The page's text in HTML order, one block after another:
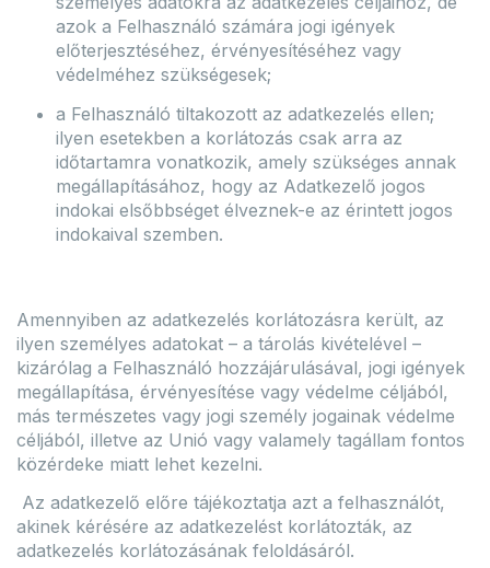
azok a Felhasználó számára jogi igények
előterjesztéséhez, érvényesítéséhez vagy
védelméhez szükségesek;
a Felhasználó tiltakozott az adatkezelés ellen;
ilyen esetekben a korlátozás csak arra az
időtartamra vonatkozik, amely szükséges annak
megállapításához, hogy az Adatkezelő jogos
indokai elsőbbséget élveznek-e az érintett jogos
indokaival szemben.
Amennyiben az adatkezelés korlátozásra került, az
ilyen személyes adatokat – a tárolás kivételével –
kizárólag a Felhasználó hozzájárulásával, jogi igények
megállapítása, érvényesítése vagy védelme céljából,
más természetes vagy jogi személy jogainak védelme
céljából, illetve az Unió vagy valamely tagállam fontos
közérdeke miatt lehet kezelni.
Az adatkezelő előre tájékoztatja azt a felhasználót,
akinek kérésére az adatkezelést korlátozták, az
adatkezelés korlátozásának feloldásáról.